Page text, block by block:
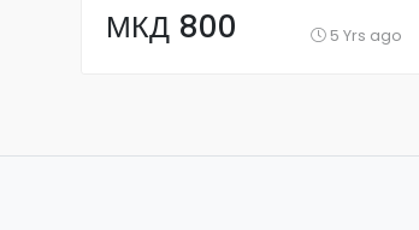
МКД 800 5 Yrs ago